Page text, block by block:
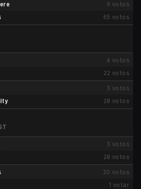
9 votos
65 votos
4 votos
22 votos
3 votos
28 votos
3 votos
28 votos
30 votos
1 votar